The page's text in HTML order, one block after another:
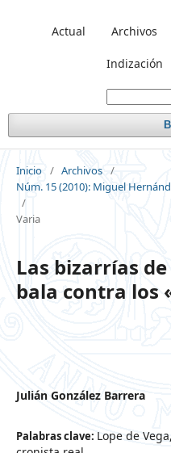
Actual Archivos
Indización
Inicio / Archivos /
Núm. 15 (2010): Miguel
/
Varia
Las bizarrías
bala contra los
Julián González Barrera
Palabras clave: Lope de